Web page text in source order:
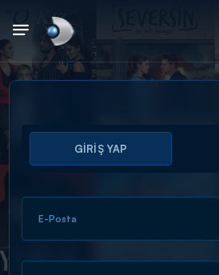
Arama
ARAMA SONUÇLARI
GİRİŞ YAP
E-Posta